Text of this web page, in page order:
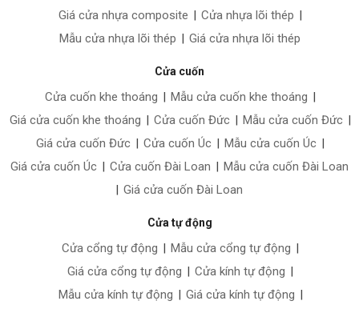
Giá cửa nhựa composite | Cửa nhựa lõi thép |
Mẫu cửa nhựa lõi thép | Giá cửa nhựa lõi thép
Cửa cuốn
Cửa cuốn khe thoáng | Mẫu cửa cuốn khe thoáng |
Giá cửa cuốn khe thoáng | Cửa cuốn Đức | Mẫu cửa cuốn Đức |
Giá cửa cuốn Đức | Cửa cuốn Úc | Mẫu cửa cuốn Úc |
Giá cửa cuốn Úc | Cửa cuốn Đài Loan | Mẫu cửa cuốn Đài Loan
| Giá cửa cuốn Đài Loan
Cửa tự động
Cửa cổng tự động | Mẫu cửa cổng tự động |
Giá cửa cổng tự động | Cửa kính tự động |
Mẫu cửa kính tự động | Giá cửa kính tự động |